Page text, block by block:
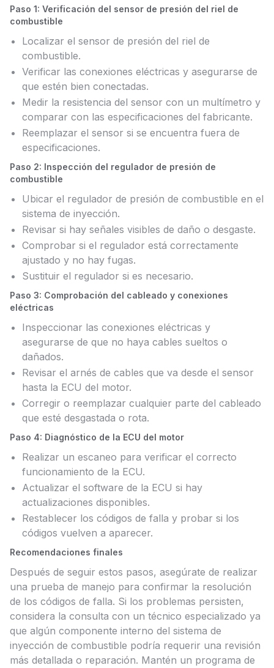
Paso 1: Verificación del sensor de presión del riel de
combustible
Localizar el sensor de presión del riel de
combustible.
Verificar las conexiones eléctricas y asegurarse de
que estén bien conectadas.
Medir la resistencia del sensor con un multímetro y
comparar con las especificaciones del fabricante.
Reemplazar el sensor si se encuentra fuera de
especificaciones.
Paso 2: Inspección del regulador de presión de
combustible
Ubicar el regulador de presión de combustible en el
sistema de inyección.
Revisar si hay señales visibles de daño o desgaste.
Comprobar si el regulador está correctamente
ajustado y no hay fugas.
Sustituir el regulador si es necesario.
Paso 3: Comprobación del cableado y conexiones
eléctricas
Inspeccionar las conexiones eléctricas y
asegurarse de que no haya cables sueltos o
dañados.
Revisar el arnés de cables que va desde el sensor
hasta la ECU del motor.
Corregir o reemplazar cualquier parte del cableado
que esté desgastada o rota.
Paso 4: Diagnóstico de la ECU del motor
Realizar un escaneo para verificar el correcto
funcionamiento de la ECU.
Actualizar el software de la ECU si hay
actualizaciones disponibles.
Restablecer los códigos de falla y probar si los
códigos vuelven a aparecer.
Recomendaciones finales
Después de seguir estos pasos, asegúrate de realizar
una prueba de manejo para confirmar la resolución
de los códigos de falla. Si los problemas persisten,
considera la consulta con un técnico especializado ya
que algún componente interno del sistema de
inyección de combustible podría requerir una revisión
más detallada o reparación. Mantén un programa de